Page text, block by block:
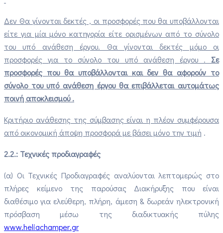
Δεν Θα γίνονται δεκτές , οι προσφορές που θα υποβάλλονται
είτε για μία μόνο κατηγορία είτε ορισμένων από το σύνολο
του υπό ανάθεση έργου. Θα γίνονται δεκτές μόμο οι
προσφορές για το σύνολο του υπό ανάθεση έργου . Σε
προσφορές που θα υποβάλλονται και δεν θα αφορούν το
σύνολο του υπό ανάθεση έργου θα επιβάλλεται αυτομάτως
ποινή αποκλεισμού .
Κριτήριο ανάθεσης της σύμβασης είναι η πλέον συμφέρουσα
από οικονομική άποψη προσφορά με βάσει μόνο την τιμή .
2.2.: Τεχνικές προδιαγραφές
(α) Οι Τεχνικές Προδιαγραφές αναλύονται λεπτομερώς στο
πλήρες κείμενο της παρούσας Διακήρυξης που είναι
διαθέσιμο για ελεύθερη, πλήρη, άμεση & δωρεάν ηλεκτρονική
πρόσβαση μέσω της διαδικτυακής πύλης
www.heliachamper.gr